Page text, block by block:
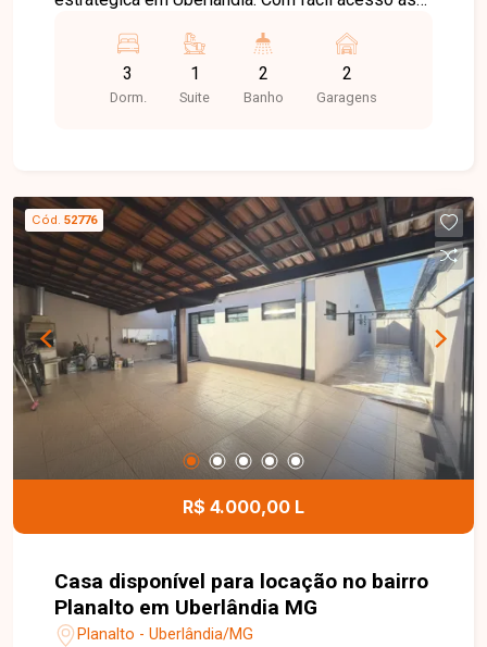
supermercados, escolas, farmácias, comércios e
diversos serviços, proporcionando praticidade e
qualidade de vida para toda a família. Esta casa
cozinha planejada com armários, fogão cooktop e
forno, área de serviço, além de um excelente
espaço gourmet com churrasqueira, ideal para
momentos de lazer e confraternização. O imóvel
dispõe ainda de 2 vagas de garagem, portão
eletrônico e concertina, garantindo mais conforto
e segurança. Agende uma visita e venha conhecer
todos os detalhes deste imóvel. Entre em
contato com a Delta Imóveis e conte com uma
equipe especializada para encontrar o imóvel
ideal para você e sua família.
3
Dorm.
1
Suite
2
Banho
2
Garagens
Cód. 52776
R$ 4.000,00 L
Casa disponível para locação no bairro
Planalto em Uberlândia MG
Planalto - Uberlândia/MG